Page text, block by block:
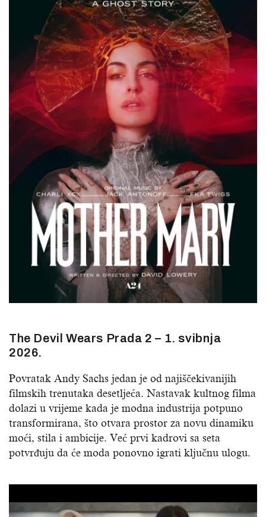
The Devil Wears Prada 2 – 1. svibnja
2026.
Povratak Andy Sachs jedan je od najiščekivanijih
filmskih trenutaka desetljeća. Nastavak kultnog filma
dolazi u vrijeme kada je modna industrija potpuno
transformirana, što otvara prostor za novu dinamiku
moći, stila i ambicije. Već prvi kadrovi sa seta
potvrđuju da će moda ponovno igrati ključnu ulogu.